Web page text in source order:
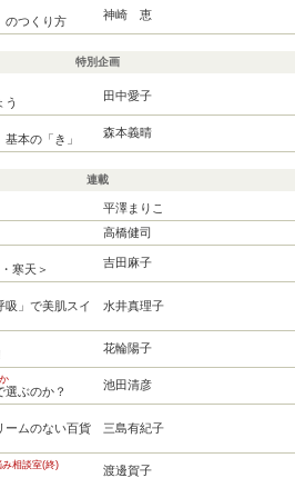
のつくり方 神崎 恵
特別企画
う 田中愛子
本の「き」 森本義晴
連載
平澤まりこ
高橋健司
寒天＞ 吉田麻子
吸」で美肌スイ
水井真理子
花輪陽子
選ぶのか？ 池田清彦
ームのない百貨
三島有紀子
み相談室(終) 渡邊賀子